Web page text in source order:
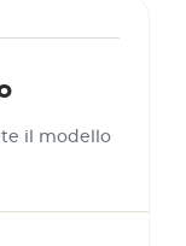
il modello